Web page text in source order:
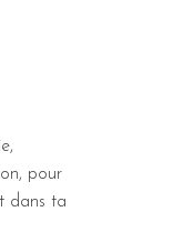
pour
dans ta